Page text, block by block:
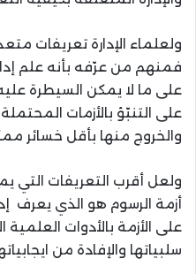
ولعلماء الإدارة تعريفات
فمنهم من عرّفه بأنه علم
على ما لا يمكن السيطرة
على التنبّؤ بالأزمات
والخروج منها بأقل خسائر
ولعل أقرب التعريفات التي
أزمة الرسوم هو الذي يعرف
على الأزمة بالأدوات العلمية
سلبياتها والإفادة من